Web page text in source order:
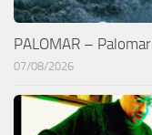
PALOMAR – Palomar
07/08/2026